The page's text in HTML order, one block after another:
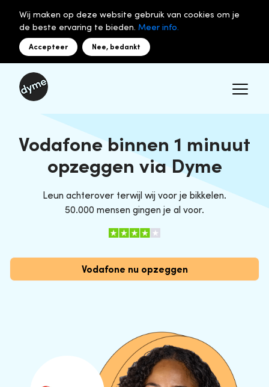
Wij maken op deze website gebruik van cookies om je
de beste ervaring te bieden. Meer info.
Accepteer Nee, bedankt
Vodafone binnen 1 minuut
opzeggen via Dyme
Leun achterover terwijl wij voor je bikkelen.
50.000 mensen gingen je al voor.
Vodafone nu opzeggen